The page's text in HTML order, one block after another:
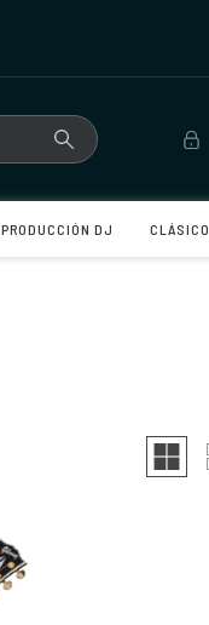
PRODUCCIÓN DJ CLÁSICO